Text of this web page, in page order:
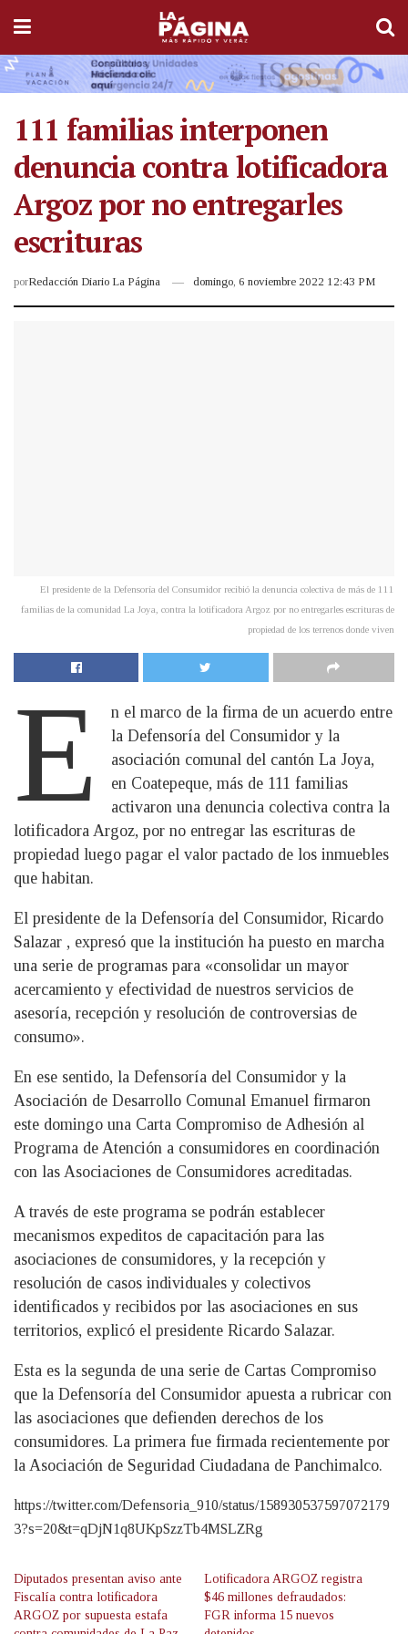
111 familias interponen
denuncia contra lotificadora
Argoz por no entregarles
escrituras
porRedacción Diario La Página domingo, 6 noviembre 2022 12:43 PM
El presidente de la Defensoría del Consumidor recibió la denuncia colectiva de más de 111
familias de la comunidad La Joya, contra la lotificadora Argoz por no entregarles escrituras de
propiedad de los terrenos donde viven
E
n el marco de la firma de un acuerdo entre
la Defensoría del Consumidor y la
asociación comunal del cantón La Joya,
en Coatepeque, más de 111 familias
activaron una denuncia colectiva contra la
lotificadora Argoz, por no entregar las escrituras de
propiedad luego pagar el valor pactado de los inmuebles
que habitan.
El presidente de la Defensoría del Consumidor, Ricardo
Salazar , expresó que la institución ha puesto en marcha
una serie de programas para «consolidar un mayor
acercamiento y efectividad de nuestros servicios de
asesoría, recepción y resolución de controversias de
consumo».
En ese sentido, la Defensoría del Consumidor y la
Asociación de Desarrollo Comunal Emanuel firmaron
este domingo una Carta Compromiso de Adhesión al
Programa de Atención a consumidores en coordinación
con las Asociaciones de Consumidores acreditadas.
A través de este programa se podrán establecer
mecanismos expeditos de capacitación para las
asociaciones de consumidores, y la recepción y
resolución de casos individuales y colectivos
identificados y recibidos por las asociaciones en sus
territorios, explicó el presidente Ricardo Salazar.
Esta es la segunda de una serie de Cartas Compromiso
que la Defensoría del Consumidor apuesta a rubricar con
las asociaciones que defienden derechos de los
consumidores. La primera fue firmada recientemente por
la Asociación de Seguridad Ciudadana de Panchimalco.
https://twitter.com/Defensoria_910/status/158930537597072179
3?s=20&t=qDjN1q8UKpSzzTb4MSLZRg
Diputados presentan aviso ante
Fiscalía contra lotificadora
ARGOZ por supuesta estafa
Lotificadora ARGOZ registra
$46 millones defraudados:
FGR informa 15 nuevos